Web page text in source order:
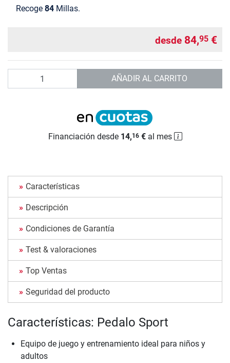
Recoge 84 Millas.
desde 84,95 €
AÑADIR AL CARRITO
Financiación desde 14,16€al mes
Características
Descripción
Condiciones de Garantía
Test & valoraciones
Top Ventas
Seguridad del producto
Características: Pedalo Sport
Equipo de juego y entrenamiento ideal para niños y
adultos